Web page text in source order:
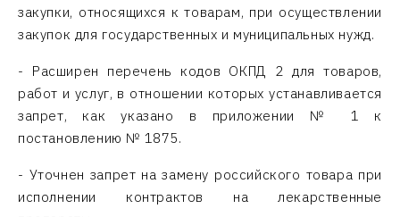
закупки, относящихся к товарам, при осуществлении
закупок для государственных и муниципальных нужд.
- Расширен перечень кодов ОКПД 2 для товаров,
работ и услуг, в отношении которых устанавливается
запрет, как указано в приложении № 1 к
постановлению № 1875.
- Уточнен запрет на замену российского товара при
исполнении контрактов на лекарственные